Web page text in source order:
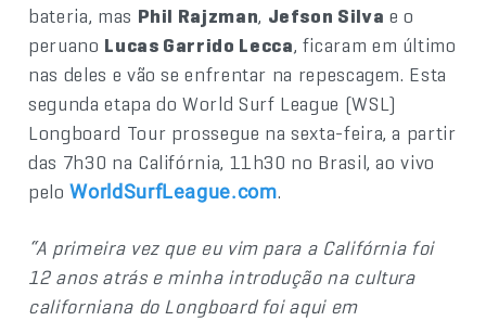
bateria, mas Phil Rajzman, Jefson Silva e o
peruano Lucas Garrido Lecca, ficaram em último
nas deles e vão se enfrentar na repescagem. Esta
segunda etapa do World Surf League (WSL)
Longboard Tour prossegue na sexta-feira, a partir
das 7h30 na Califórnia, 11h30 no Brasil, ao vivo
peloWorldSurfLeague.com.
“A primeira vez que eu vim para a Califórnia foi
12 anos atrás e minha introdução na cultura
californiana do Longboard foi aqui em